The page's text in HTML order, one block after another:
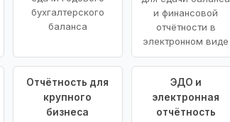
бухгалтерского
баланса
и финансовой
отчётности в
электронном виде
Отчётность для
крупного
бизнеса
ЭДО и
электронная
отчётность